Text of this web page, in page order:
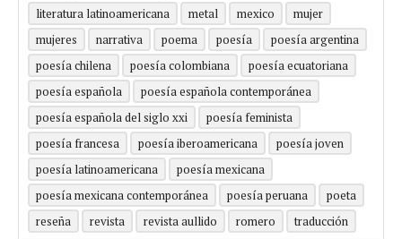
literatura latinoamericana
metal mexico
mujer
mujeres
narrativa poema poesía
poesía argentina
poesía chilena
poesía colombiana
poesía ecuatoriana
poesía española
poesía española contemporánea
poesía española del siglo xxi
poesía feminista
poesía francesa
poesía iberoamericana
poesía joven
poesía latinoamericana
poesía mexicana
poesía mexicana contemporánea
poesía peruana
poeta
reseña
revista revista aullido romero traducción